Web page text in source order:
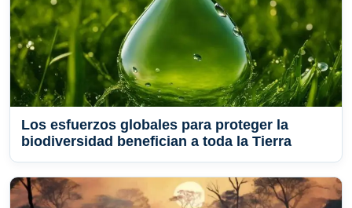
Los esfuerzos globales para proteger la
biodiversidad benefician a toda la Tierra